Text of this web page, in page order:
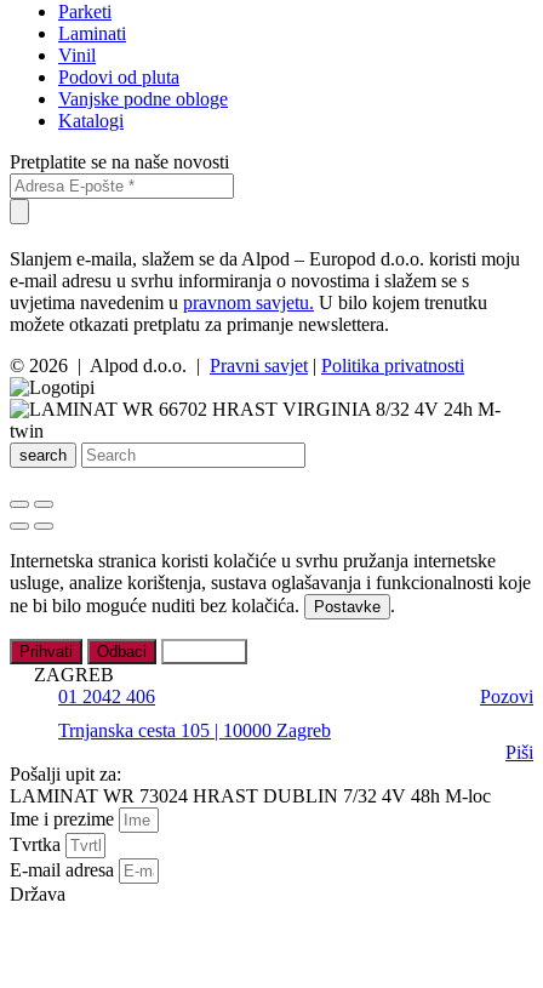
Parketi
Laminati
Vinil
Podovi od pluta
Vanjske podne obloge
Katalogi
Pretplatite se na naše novosti
Slanjem e-maila, slažem se da Alpod – Europod d.o.o. koristi moju
e-mail adresu u svrhu informiranja o novostima i slažem se s
uvjetima navedenim u pravnom savjetu. U bilo kojem trenutku
možete otkazati pretplatu za primanje newslettera.
© 2026 | Alpod d.o.o. | Pravni savjet | Politika privatnosti
search
Internetska stranica koristi kolačiće u svrhu pružanja internetske
usluge, analize korištenja, sustava oglašavanja i funkcionalnosti koje
ne bi bilo moguće nuditi bez kolačića.
Postavke .
Prihvati Odbaci
ZAGREB
01 2042 406
Pozovi
Trnjanska cesta 105 | 10000 Zagreb
Piši
Pošalji upit za:
LAMINAT WR 73024 HRAST DUBLIN 7/32 4V 48h M-loc
Ime i prezime
Tvrtka
E-mail adresa
Država